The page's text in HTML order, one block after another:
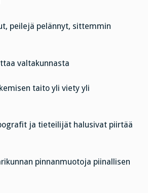
peilejä pelännyt, sittemmin
valtakunnasta
taito yli viety yli
ja tieteilijät halusivat piirtää
pinnanmuotoja piinallisen